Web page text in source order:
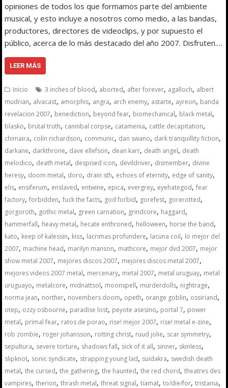
opiniones de todos los que formamos parte del ambiente
musical, y esto incluye a nosotros como medio, a las bandas,
productores, directores de videoclips, y por supuesto el
público, acerca de lo más destacado del año 2007. Disfruten.…
LEER MÁS
Inicio 3 inches of blood, aborted, after forever, agalloch, albert
mudrian, alvacast, amorphis, angra, arch enemy, astarte, ayreon, banda
revelacion 2007, benediction, beyond fear, biomechanical, black metal,
blasko, brutal truth, cannibal corpse, catamenia, cattle decapitation,
chimaira, colin richardson, communic, dan swano, dark tranquillity fiction,
darkane, darkthrone, dave ellefson, dean karr, death angel, death
melodico, death metal, despised icon, devildriver, dismember, divine
heresy, doom metal, doro, drain sth, echoes of eternity, edge of sanity,
elis, ensiferum, enslaved, entwine, epica, evergrey, eyehategod,fear
factory,forbidden,fuck the facts, god forbid, gorefest, gorerotted,
gorgoroth, gothic metal, green carnation, grindcore, haggard,
hammerfall, heavy metal, hecate enthroned, helloween, horse the band,
kato, keep of kalessin, kiss, lacrimas profundere, lacuna coil, lo mejor del
2007, machine head, marilyn manson, mathcore, mejor dvd 2007, mejor
show metal 2007, mejores discos 2007, mejores discos metal 2007,
mejores videos 2007 metal, mercenary, metal 2007, metal uruguay, metal
uruguayo, metalcore, midnattsol, moonspell, murderdolls, nightrage,
norma jean, norther, novembers doom, opeth, orange goblin, ossiriand,
otep, ozzy osbourne, paradise lost, peyote asesino, portal 7, power
metal, primal fear, ratos de porao, rise! mejor 2007, rise! metal e-zine,
rob zombie, roger johansson, rotting christ, ruud jolie, scar symmetry,
sepultura, severe torture, shadows fall, sick of it all, sinner, skinless,
slipknot, sonic syndicate, strapping young lad, suidakra, swedish death
metal,the cursed,the gathering,the haunted,the red chord,theatres des
vampires,therion,thrash metal,threat signal,tiamat,to/die/for,tristania,